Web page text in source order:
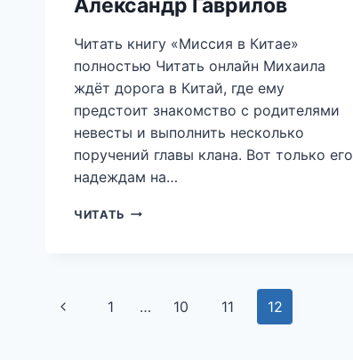
Александр Гаврилов
Читать книгу «Миссия в Китае»
полностью Читать онлайн Михаила
ждёт дорога в Китай, где ему
предстоит знакомство с родителями
невесты и выполнить несколько
поручений главы клана. Вот только его
надеждам на…
ЧИТАТЬ МИССИЯ
ГАВРИЛОВ
Навигация
Предыдущая
1 … 10 11 12